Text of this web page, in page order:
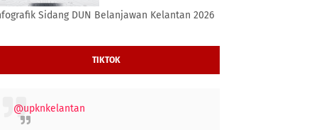
Sidang DUN Belanjawan Kelantan 2026
TIKTOK
@upknkelantan